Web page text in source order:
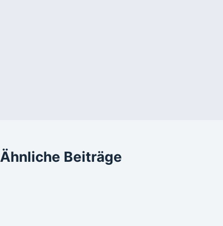
Ähnliche Beiträge